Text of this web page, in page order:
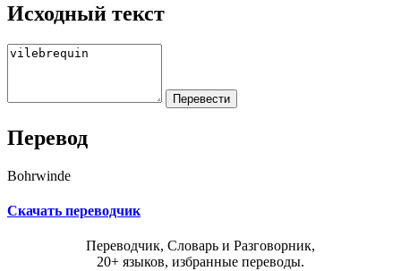
Исходный текст
Перевод
Bohrwinde
Скачать переводчик
Переводчик, Словарь и Разговорник,
20+ языков, избранные переводы.